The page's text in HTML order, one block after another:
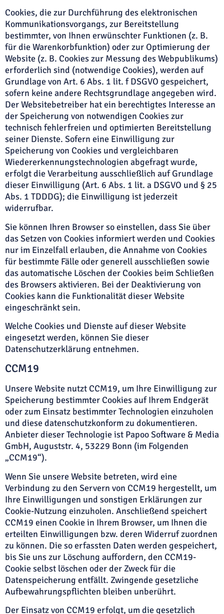
Cookies, die zur Durchführung des elektronischen
Kommunikationsvorgangs, zur Bereitstellung
bestimmter, von Ihnen erwünschter Funktionen (z. B.
für die Warenkorbfunktion) oder zur Optimierung der
Website (z. B. Cookies zur Messung des Webpublikums)
erforderlich sind (notwendige Cookies), werden auf
Grundlage von Art. 6 Abs. 1 lit. f DSGVO gespeichert,
sofern keine andere Rechtsgrundlage angegeben wird.
Der Websitebetreiber hat ein berechtigtes Interesse an
der Speicherung von notwendigen Cookies zur
technisch fehlerfreien und optimierten Bereitstellung
seiner Dienste. Sofern eine Einwilligung zur
Speicherung von Cookies und vergleichbaren
Wiedererkennungstechnologien abgefragt wurde,
erfolgt die Verarbeitung ausschließlich auf Grundlage
dieser Einwilligung (Art. 6 Abs. 1 lit. a DSGVO und § 25
Abs. 1 TDDDG); die Einwilligung ist jederzeit
widerrufbar.
Sie können Ihren Browser so einstellen, dass Sie über
das Setzen von Cookies informiert werden und Cookies
nur im Einzelfall erlauben, die Annahme von Cookies
für bestimmte Fälle oder generell ausschließen sowie
das automatische Löschen der Cookies beim Schließen
des Browsers aktivieren. Bei der Deaktivierung von
Cookies kann die Funktionalität dieser Website
eingeschränkt sein.
Welche Cookies und Dienste auf dieser Website
eingesetzt werden, können Sie dieser
Datenschutzerklärung entnehmen.
CCM19
Unsere Website nutzt CCM19, um Ihre Einwilligung zur
Speicherung bestimmter Cookies auf Ihrem Endgerät
oder zum Einsatz bestimmter Technologien einzuholen
und diese datenschutzkonform zu dokumentieren.
Anbieter dieser Technologie ist Papoo Software & Media
GmbH, Auguststr. 4, 53229 Bonn (im Folgenden
„CCM19“).
Wenn Sie unsere Website betreten, wird eine
Verbindung zu den Servern von CCM19 hergestellt, um
Ihre Einwilligungen und sonstigen Erklärungen zur
Cookie-Nutzung einzuholen. Anschließend speichert
CCM19 einen Cookie in Ihrem Browser, um Ihnen die
erteilten Einwilligungen bzw. deren Widerruf zuordnen
zu können. Die so erfassten Daten werden gespeichert,
bis Sie uns zur Löschung auffordern, den CCM19-
Cookie selbst löschen oder der Zweck für die
Datenspeicherung entfällt. Zwingende gesetzliche
Aufbewahrungspflichten bleiben unberührt.
Der Einsatz von CCM19 erfolgt, um die gesetzlich